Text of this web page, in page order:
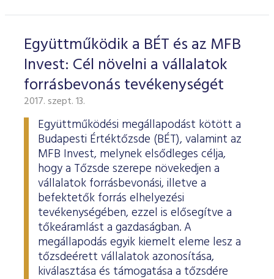
Együttműködik a BÉT és az MFB
Invest: Cél növelni a vállalatok
forrásbevonás tevékenységét
2017. szept. 13.
Együttműködési megállapodást kötött a
Budapesti Értéktőzsde (BÉT), valamint az
MFB Invest, melynek elsődleges célja,
hogy a Tőzsde szerepe növekedjen a
vállalatok forrásbevonási, illetve a
befektetők forrás elhelyezési
tevékenységében, ezzel is elősegítve a
tőkeáramlást a gazdaságban. A
megállapodás egyik kiemelt eleme lesz a
tőzsdeérett vállalatok azonosítása,
kiválasztása és támogatása a tőzsdére